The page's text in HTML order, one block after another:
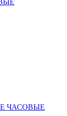
ЧАСОВЫЕ